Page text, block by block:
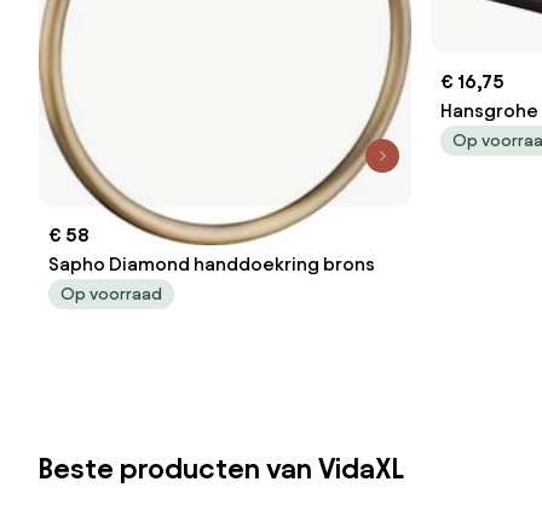
€ 58
Sapho Diamond handdoekring brons
Op voorraad
€ 16,75
zwart
Op
Beste producten van VidaXL